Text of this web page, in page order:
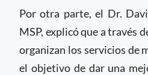
Por otra parte, el Dr.
MSP, explicó que a través
organizan los servicios de
el objetivo de dar una